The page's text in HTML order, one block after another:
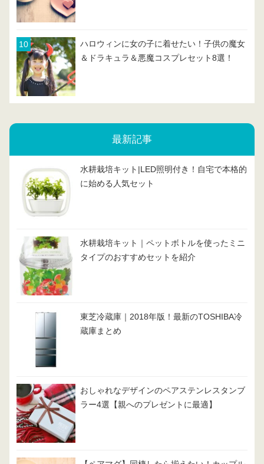
ハロウィンに女の子に着せたい！子供の魔女
＆ドラキュラ＆悪魔コスプレセット8選！
最新記事
水耕栽培キット|LED照明付き！自宅で本格的
に始める人気セット
水耕栽培キット｜ペットボトルを使ったミニ
タイプのおすすめセットを紹介
東芝冷蔵庫｜2018年版！最新のTOSHIBA冷
蔵庫まとめ
おしゃれなデザインのペアステンレスタンブ
ラー4選【親へのプレゼントに最適】